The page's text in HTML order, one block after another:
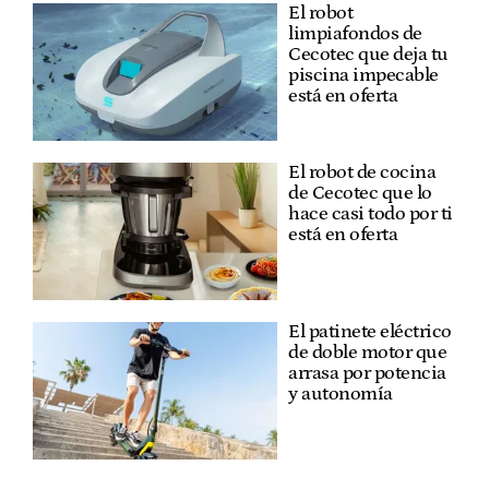
El robot
limpiafondos de
Cecotec que deja tu
piscina impecable
está en oferta
El robot de cocina
de Cecotec que lo
hace casi todo por ti
está en oferta
El patinete eléctrico
de doble motor que
arrasa por potencia
y autonomía